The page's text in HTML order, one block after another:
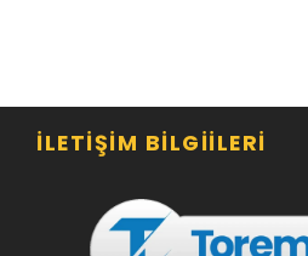
İLETIŞIM BILGIILERI